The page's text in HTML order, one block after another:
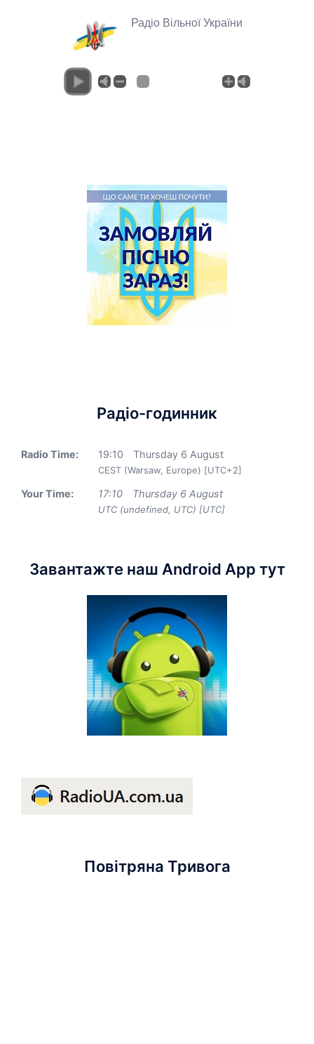
Радіо Вільної України
Радіо-годинник
Radio Time: 19:10 Thursday 6 August
CEST (Warsaw, Europe) [UTC+2]
Your Time: 17:10 Thursday 6 August
UTC (undefined, UTC) [UTC]
Завантажте наш Android App тут
Повітряна Тривога